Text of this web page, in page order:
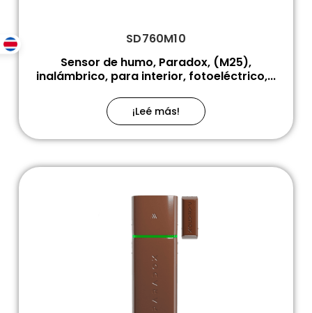
SD760M10
Sensor de humo, Paradox, (M25),
inalámbrico, para interior, fotoeléctrico,...
¡Leé más!